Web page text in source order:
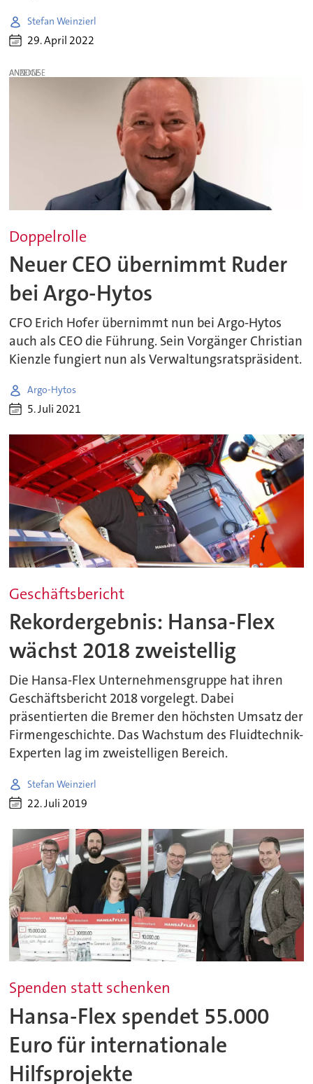
Stefan Weinzierl
29. April 2022
ANZEIGE
Doppelrolle
Neuer CEO übernimmt Ruder
bei Argo-Hytos
CFO Erich Hofer übernimmt nun bei Argo-Hytos
auch als CEO die Führung. Sein Vorgänger Christian
Kienzle fungiert nun als Verwaltungsratspräsident.
Argo-Hytos
5. Juli 2021
Geschäftsbericht
Rekordergebnis: Hansa-Flex
wächst 2018 zweistellig
Die Hansa-Flex Unternehmensgruppe hat ihren
Geschäftsbericht 2018 vorgelegt. Dabei
präsentierten die Bremer den höchsten Umsatz der
Firmengeschichte. Das Wachstum des Fluidtechnik-
Experten lag im zweistelligen Bereich.
Stefan Weinzierl
22. Juli 2019
Spenden statt schenken
Hansa-Flex spendet 55.000
Euro für internationale
Hilfsprojekte